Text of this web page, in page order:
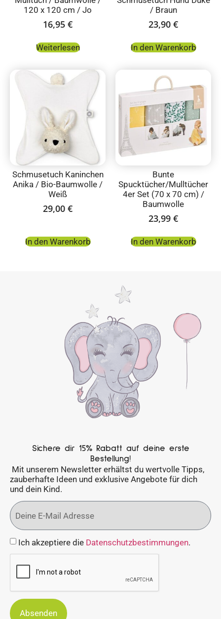
120 x 120 cm / Jo
16,95 €
Weiterlesen
/ Braun
23,90 €
In den Warenkorb
Schmusetuch Kaninchen
Anika / Bio-Baumwolle /
Weiß
29,00 €
In den Warenkorb
Bunte
Spucktücher/Mulltücher
4er Set (70 x 70 cm) /
Baumwolle
23,99 €
In den Warenkorb
Sichere dir 15% Rabatt auf deine erste
Bestellung!
Mit unserem Newsletter erhältst du wertvolle Tipps,
zauberhafte Ideen und exklusive Angebote für dich
und dein Kind.
Ich akzeptiere die Datenschutzbestimmungen.
Absenden